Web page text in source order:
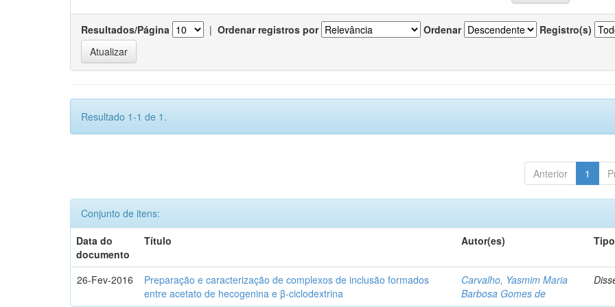
Resultados/Página | Ordenar registros por Ordenar Registro(s)
Resultado 1-1 de 1.
Anterior 1
Conjunto de itens:
Data do
documento
Título Autor(es) Tipo
26-Fev-2016
Preparação e caracterização de complexos de inclusão formados
entre acetato de hecogenina e β-ciclodextrina
Carvalho, Yasmim Maria
Barbosa Gomes de